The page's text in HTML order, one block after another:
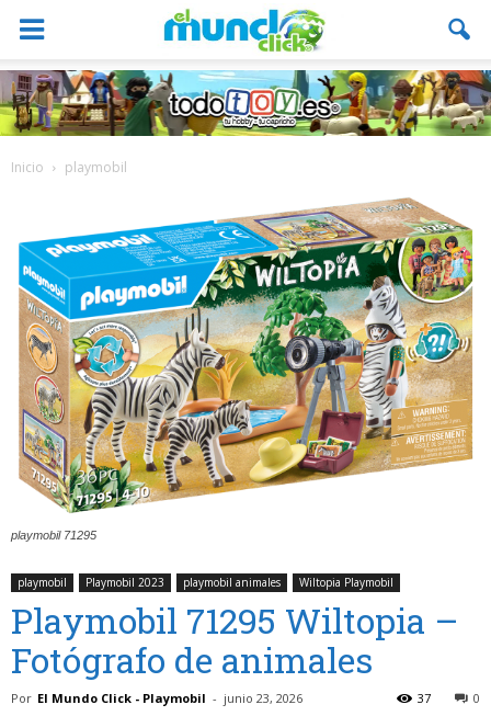
Inicio playmobil
playmobil 71295
playmobil Playmobil 2023 playmobil animales Wiltopia Playmobil
Playmobil 71295 Wiltopia –
Fotógrafo de animales
Por El Mundo Click - Playmobil - junio 23, 2026 0
37